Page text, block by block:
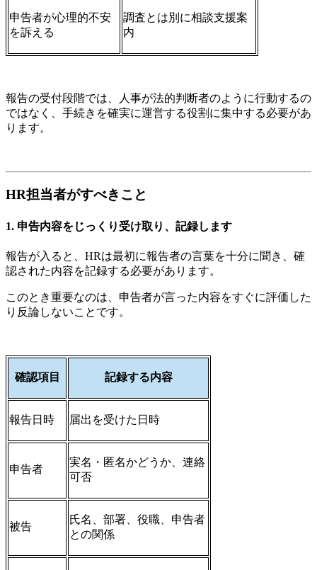
申告者が心理的不安
を訴える
調査とは別に相談支援案
内
報告の受付段階では、人事が法的判断者のように行動するの
ではなく、手続きを確実に運営する役割に集中する必要があ
ります。
HR担当者がすべきこと
1. 申告内容をじっくり受け取り、記録します
報告が入ると、HRは最初に報告者の言葉を十分に聞き、確
認された内容を記録する必要があります。
このとき重要なのは、申告者が言った内容をすぐに評価した
り反論しないことです。
確認項目 記録する内容
報告日時 届出を受けた日時
申告者
実名・匿名かどうか、連絡
可否
被告
氏名、部署、役職、申告者
との関係